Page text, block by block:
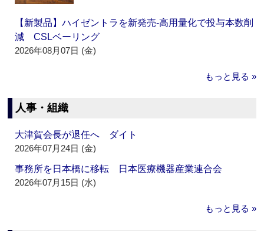
【新製品】ハイゼントラを新発売‐高用量化で投与本数削
減 CSLベーリング
2026年08月07日 (金)
もっと見る »
人事・組織
大津賀会長が退任へ ダイト
2026年07月24日 (金)
事務所を日本橋に移転 日本医療機器産業連合会
2026年07月15日 (水)
もっと見る »